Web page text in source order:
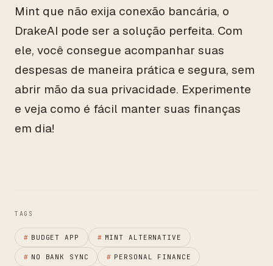
Mint que não exija conexão bancária, o
DrakeAI pode ser a solução perfeita. Com
ele, você consegue acompanhar suas
despesas de maneira prática e segura, sem
abrir mão da sua privacidade. Experimente
e veja como é fácil manter suas finanças
em dia!
TAGS
# BUDGET APP # MINT ALTERNATIVE
# NO BANK SYNC # PERSONAL FINANCE